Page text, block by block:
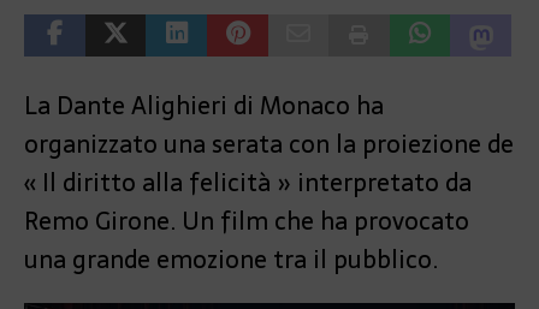
La Dante Alighieri di Monaco ha
organizzato una serata con la proiezione de
« Il diritto alla felicità » interpretato da
Remo Girone. Un film che ha provocato
una grande emozione tra il pubblico.